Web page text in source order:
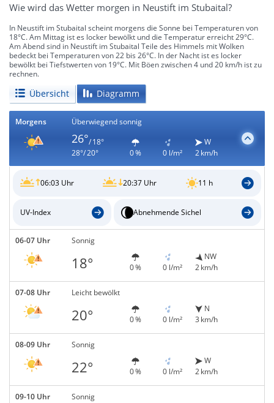
Wie wird das Wetter morgen in Neustift im Stubaital?
In Neustift im Stubaital scheint morgens die Sonne bei Temperaturen von
18°C. Am Mittag ist es locker bewölkt und die Temperatur erreicht 29°C.
Am Abend sind in Neustift im Stubaital Teile des Himmels mit Wolken
bedeckt bei Temperaturen von 22 bis 26°C. In der Nacht ist es locker
bewölkt bei Tiefstwerten von 19°C. Mit Böen zwischen 4 und 20 km/h ist zu
rechnen.
Übersicht Diagramm
Morgens Überwiegend sonnig
26°/ 18°
28°/ 20°
0 % 0 l/m²
W
2 km/h
06:03 Uhr 20:37 Uhr 11 h
UV-Index Abnehmende Sichel
06-07 Uhr Sonnig
18° 0 % 0 l/m²
NW
2 km/h
07-08 Uhr Leicht bewölkt
20° 0 % 0 l/m²
N
3 km/h
08-09 Uhr Sonnig
22° 0 % 0 l/m²
W
2 km/h
09-10 Uhr Sonnig